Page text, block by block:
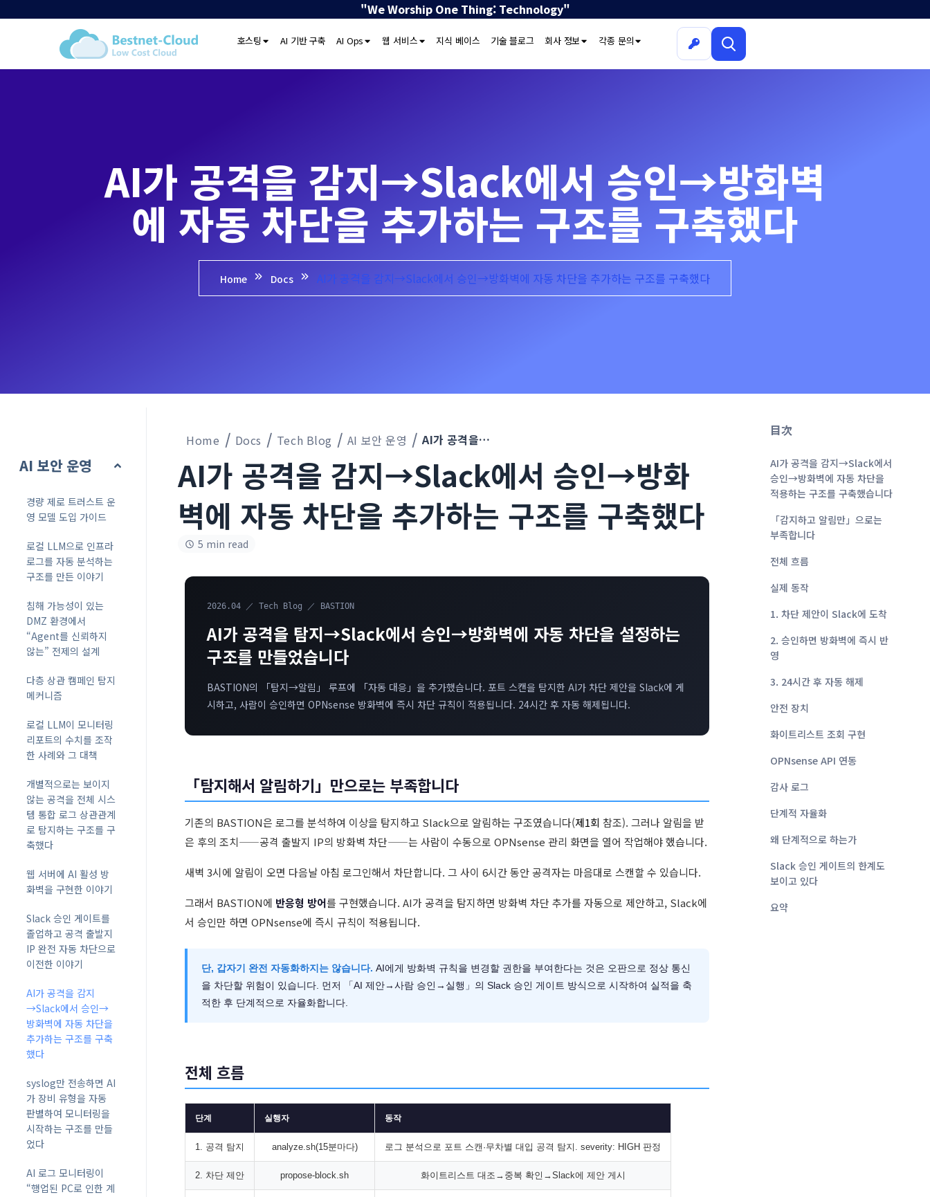
"We Worship One Thing: Technology"
호스팅 AI 기반 구축 AI Ops 웹 서비스 지식 베이스 기술 블로그 회사 정보 각종 문의
AI가 공격을 감지→Slack에서 승인→방화벽
에 자동 차단을 추가하는 구조를 구축했다
Home Docs AI가 공격을 감지→Slack에서 승인→방화벽에 자동 차단을 추가하는 구조를 구축했다
AI 보안 운영
경량 제로 트러스트 운
영 모델 도입 가이드
로컬 LLM으로 인프라
로그를 자동 분석하는
구조를 만든 이야기
침해 가능성이 있는
DMZ 환경에서
“Agent를 신뢰하지
않는” 전제의 설계
다층 상관 캠페인 탐지
메커니즘
로컬 LLM이 모니터링
리포트의 수치를 조작
한 사례와 그 대책
개별적으로는 보이지
않는 공격을 전체 시스
템 통합 로그 상관관계
로 탐지하는 구조를 구
축했다
웹 서버에 AI 활성 방
화벽을 구현한 이야기
Slack 승인 게이트를
졸업하고 공격 출발지
IP 완전 자동 차단으로
이전한 이야기
AI가 공격을 감지
→Slack에서 승인→
방화벽에 자동 차단을
추가하는 구조를 구축
했다
syslog만 전송하면 AI
가 장비 유형을 자동
판별하여 모니터링을
시작하는 구조를 만들
었다
AI 로그 모니터링이
“행업된 PC로 인한 계
Home Docs Tech Blog AI 보안 운영 AI가 공격을 감지→Slack에서 승인→방화벽에 자동 차단을 추가하는 구조를 구축했다
AI가 공격을 감지→Slack에서 승인→방화
벽에 자동 차단을 추가하는 구조를 구축했다
5 min read
2026.04 ／ Tech Blog ／ BASTION
AI가 공격을 탐지→Slack에서 승인→방화벽에 자동 차단을 설정하는
구조를 만들었습니다
BASTION의 「탐지→알림」 루프에 「자동 대응」을 추가했습니다. 포트 스캔을 탐지한 AI가 차단 제안을 Slack에 게
시하고, 사람이 승인하면 OPNsense 방화벽에 즉시 차단 규칙이 적용됩니다. 24시간 후 자동 해제됩니다.
「탐지해서 알림하기」만으로는 부족합니다
기존의 BASTION은 로그를 분석하여 이상을 탐지하고 Slack으로 알림하는 구조였습니다(제1회 참조). 그러나 알림을 받
은 후의 조치——공격 출발지 IP의 방화벽 차단——는 사람이 수동으로 OPNsense 관리 화면을 열어 작업해야 했습니다.
새벽 3시에 알림이 오면 다음날 아침 로그인해서 차단합니다. 그 사이 6시간 동안 공격자는 마음대로 스캔할 수 있습니다.
그래서 BASTION에 반응형 방어를 구현했습니다. AI가 공격을 탐지하면 방화벽 차단 추가를 자동으로 제안하고, Slack에
서 승인만 하면 OPNsense에 즉시 규칙이 적용됩니다.
단, 갑자기 완전 자동화하지는 않습니다. AI에게 방화벽 규칙을 변경할 권한을 부여한다는 것은 오판으로 정상 통신
을 차단할 위험이 있습니다. 먼저 「AI 제안→사람 승인→실행」의 Slack 승인 게이트 방식으로 시작하여 실적을 축
적한 후 단계적으로 자율화합니다.
전체 흐름
단계 실행자 동작
1. 공격 탐지 analyze.sh(15분마다) 로그 분석으로 포트 스캔·무차별 대입 공격 탐지. severity: HIGH 판정
2. 차단 제안 propose-block.sh 화이트리스트 대조→중복 확인→Slack에 제안 게시
目次
AI가 공격을 감지→Slack에서
승인→방화벽에 자동 차단을
적용하는 구조를 구축했습니다
「감지하고 알림만」으로는
부족합니다
전체 흐름
실제 동작
1. 차단 제안이 Slack에 도착
2. 승인하면 방화벽에 즉시 반
영
3. 24시간 후 자동 해제
안전 장치
화이트리스트 조회 구현
OPNsense API 연동
감사 로그
단계적 자율화
왜 단계적으로 하는가
Slack 승인 게이트의 한계도
보이고 있다
요약